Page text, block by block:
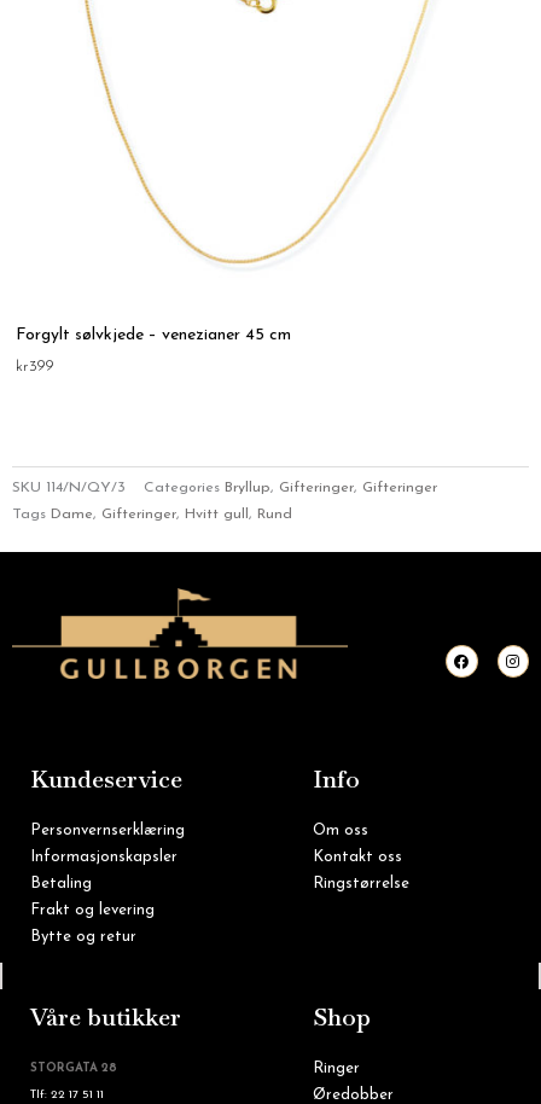
Forgylt sølvkjede – venezianer 45 cm
kr399
SKU 114/N/QY/3 Categories Bryllup, Gifteringer, Gifteringer
Tags Dame, Gifteringer, Hvitt gull , Rund
F
a
c
I
n
s
Kundeservice
Personvernserklæring
Informasjonskapsler
Betaling
Frakt og levering
Bytte og retur
Info
Om oss
Kontakt oss
Ringstørrelse
Våre butikker
STORGATA 28
Tlf: 22 17 51 11
Shop
Ringer
Øredobber